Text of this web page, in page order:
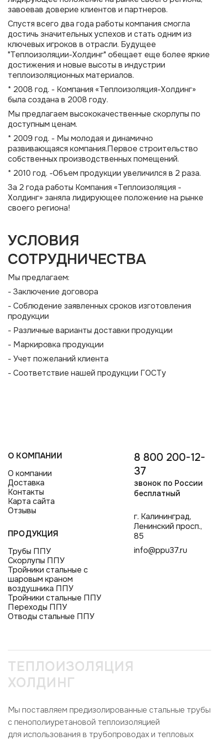
завоевав доверие клиентов и партнеров.
Спустя всего два года работы компания смогла
достичь значительных успехов и стать одним из
ключевых игроков в отрасли. Будущее
"Теплоизоляции-Холдинг" обещает еще более яркие
достижения и новые высоты в индустрии
теплоизоляционных материалов.
* 2008 год. - Компания «Теплоизоляция-Холдинг»
была создана в 2008 году.
Мы предлагаем высококачественные скорлупы по
доступным ценам.
* 2009 год. - Мы молодая и динамично
развивающаяся компания.Первое строительство
собственных производственных помещений.
* 2010 год. -Объем продукции увеличился в 2 раза.
За 2 года работы Компания «Теплоизоляция -
Холдинг» заняла лидирующее положение на рынке
своего региона!
УСЛОВИЯ
СОТРУДНИЧЕСТВА
Мы предлагаем:
- Заключение договора
- Соблюдение заявленных сроков изготовления
продукции
- Различные варианты доставки продукции
- Маркировка продукции
- Учет пожеланий клиента
- Соответствие нашей продукции ГОСТу
О КОМПАНИИ
О компании
Доставка
Контакты
Карта сайта
Отзывы
ПРОДУКЦИЯ
Трубы ППУ
Скорлупы ППУ
Тройники стальные с
шаровым краном
воздушника ППУ
Тройники стальные ППУ
Переходы ППУ
Отводы стальные ППУ
8 800 200-12-
37
звонок по России
бесплатный
г. Калининград,
Ленинский просп.,
85
info@ppu37.ru
ТЕПЛОИЗОЛЯЦИЯ
ХОЛДИНГ
Мы поставляем предизолированные стальные трубы
с пенополиуретановой теплоизоляцией
для использования в трубопроводах и тепловых